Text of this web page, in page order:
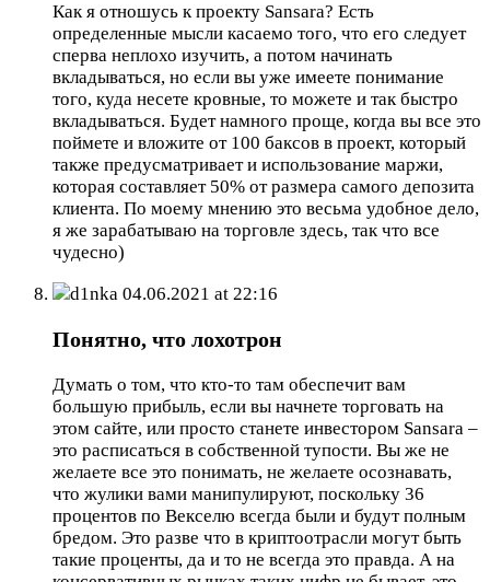
Как я отношусь к проекту Sansara? Есть
определенные мысли касаемо того, что его следует
сперва неплохо изучить, а потом начинать
вкладываться, но если вы уже имеете понимание
того, куда несете кровные, то можете и так быстро
вкладываться. Будет намного проще, когда вы все это
поймете и вложите от 100 баксов в проект, который
также предусматривает и использование маржи,
которая составляет 50% от размера самого депозита
клиента. По моему мнению это весьма удобное дело,
я же зарабатываю на торговле здесь, так что все
чудесно)
d1nka 04.06.2021 at 22:16
Понятно, что лохотрон
Думать о том, что кто-то там обеспечит вам
большую прибыль, если вы начнете торговать на
этом сайте, или просто станете инвестором Sansara –
это расписаться в собственной тупости. Вы же не
желаете все это понимать, не желаете осознавать,
что жулики вами манипулируют, поскольку 36
процентов по Векселю всегда были и будут полным
бредом. Это разве что в криптоотрасли могут быть
такие проценты, да и то не всегда это правда. А на